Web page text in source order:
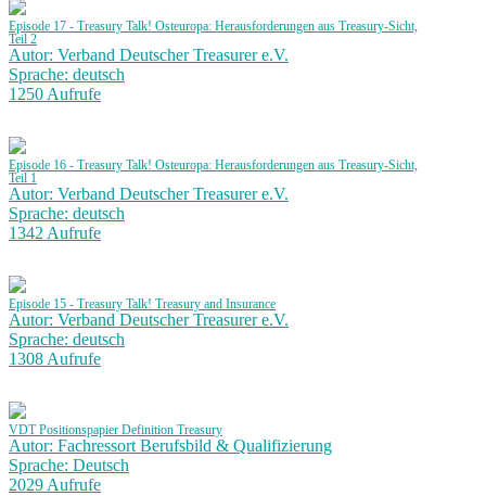
Episode 17 - Treasury Talk! Osteuropa: Herausforderungen aus Treasury-Sicht,
Teil 2
Autor: Verband Deutscher Treasurer e.V.
Sprache: deutsch
1250 Aufrufe
Episode 16 - Treasury Talk! Osteuropa: Herausforderungen aus Treasury-Sicht,
Teil 1
Autor: Verband Deutscher Treasurer e.V.
Sprache: deutsch
1342 Aufrufe
Episode 15 - Treasury Talk! Treasury and Insurance
Autor: Verband Deutscher Treasurer e.V.
Sprache: deutsch
1308 Aufrufe
VDT Positionspapier Definition Treasury
Autor: Fachressort Berufsbild & Qualifizierung
Sprache: Deutsch
2029 Aufrufe